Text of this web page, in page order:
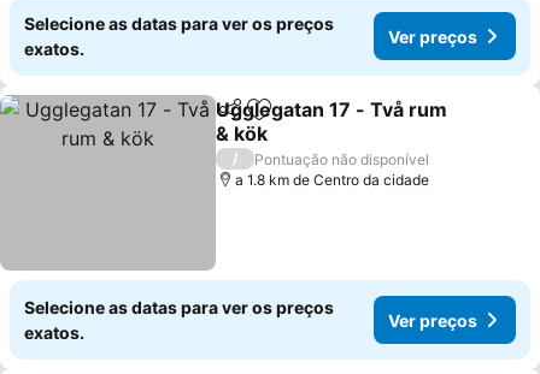
Selecione as datas para ver os preços
exatos.
Ver preços
PartilharAdicionar aos favoritos
Ugglegatan 17 - Två rum
& kök
Ver preços
/
Pontuação não disponível
a 1.8 km de Centro da cidade
Selecione as datas para ver os preços
exatos.
Ver preços